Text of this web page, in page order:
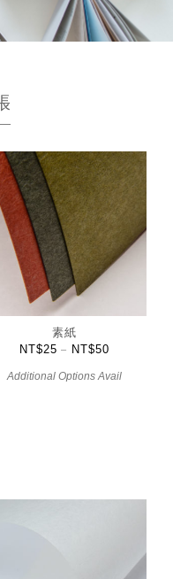
素紙
NT$25 – NT$50
Additional Options Avail